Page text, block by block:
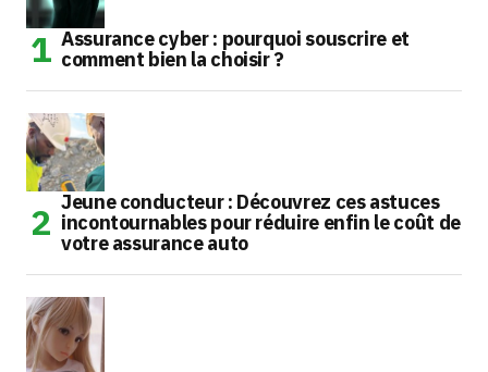
Assurance cyber : pourquoi souscrire et
comment bien la choisir ?
Jeune conducteur : Découvrez ces astuces
incontournables pour réduire enfin le coût de
votre assurance auto